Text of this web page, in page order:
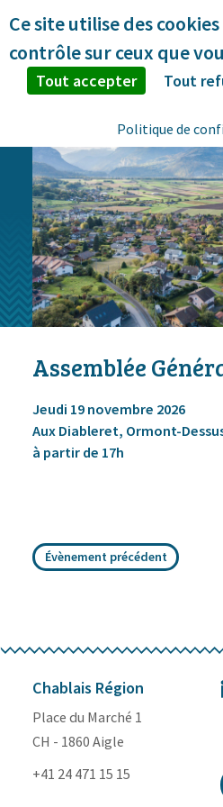
Assemblée
Jeudi 19 novembre 2026
Aux Diableret, Ormont-
à partir de 17h
Évènement précédent
Chablais Région
Place du Marché 1
CH - 1860 Aigle
+41 24 471 15 15
Ce site utilise des
contrôle sur ceux que
Tout accepter Tout
Politique de